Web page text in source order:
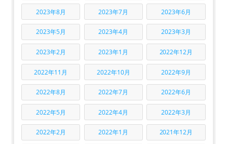
2023年8月 2023年7月 2023年6月
2023年5月 2023年4月 2023年3月
2023年2月 2023年1月 2022年12月
2022年11月 2022年10月 2022年9月
2022年8月 2022年7月 2022年6月
2022年5月 2022年4月 2022年3月
2022年2月 2022年1月 2021年12月